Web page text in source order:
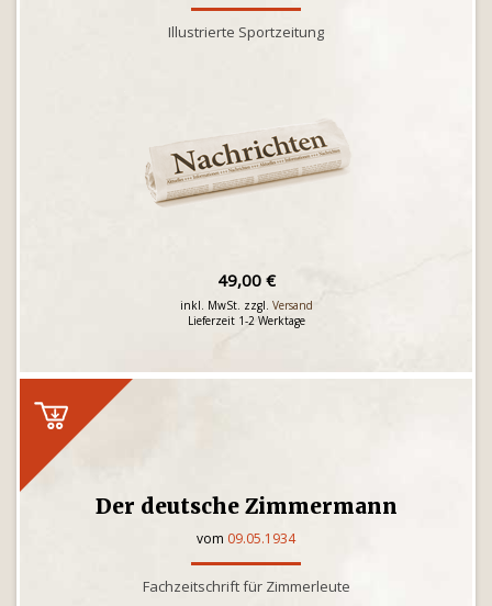
Illustrierte Sportzeitung
49,00 €
inkl. MwSt. zzgl. Versand
Lieferzeit 1-2 Werktage
Der deutsche Zimmermann
vom 09.05.1934
Fachzeitschrift für Zimmerleute